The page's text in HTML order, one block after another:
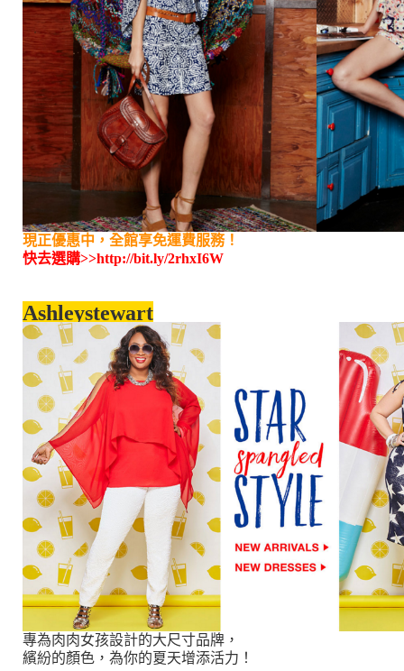
現正優惠中，全館享免運費服務！
快去選購>>http://bit.ly/2rhxI6W
Ashleystewart
專為肉肉女孩設計的大尺寸品牌，
繽紛的顏色，為你的夏天增添活力！